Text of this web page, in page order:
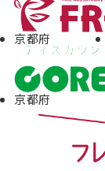
京都府
京都府